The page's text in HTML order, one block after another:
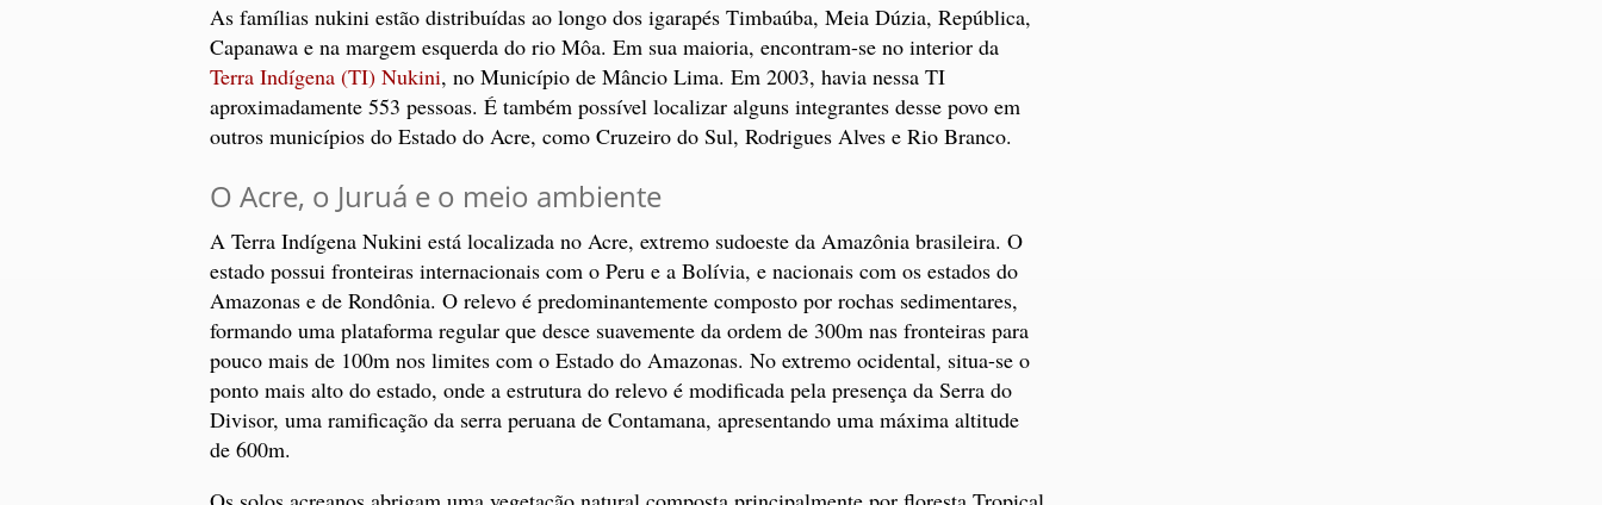
As famílias nukini estão distribuídas ao longo dos igarapés Timbaúba, Meia Dúzia, República,
Capanawa e na margem esquerda do rio Môa. Em sua maioria, encontram-se no interior da
Terra Indígena (TI) Nukini, no Município de Mâncio Lima. Em 2003, havia nessa TI
aproximadamente 553 pessoas. É também possível localizar alguns integrantes desse povo em
outros municípios do Estado do Acre, como Cruzeiro do Sul, Rodrigues Alves e Rio Branco.
O Acre, o Juruá e o meio ambiente
A Terra Indígena Nukini está localizada no Acre, extremo sudoeste da Amazônia brasileira. O
estado possui fronteiras internacionais com o Peru e a Bolívia, e nacionais com os estados do
Amazonas e de Rondônia. O relevo é predominantemente composto por rochas sedimentares,
formando uma plataforma regular que desce suavemente da ordem de 300m nas fronteiras para
pouco mais de 100m nos limites com o Estado do Amazonas. No extremo ocidental, situa-se o
ponto mais alto do estado, onde a estrutura do relevo é modificada pela presença da Serra do
Divisor, uma ramificação da serra peruana de Contamana, apresentando uma máxima altitude
de 600m.